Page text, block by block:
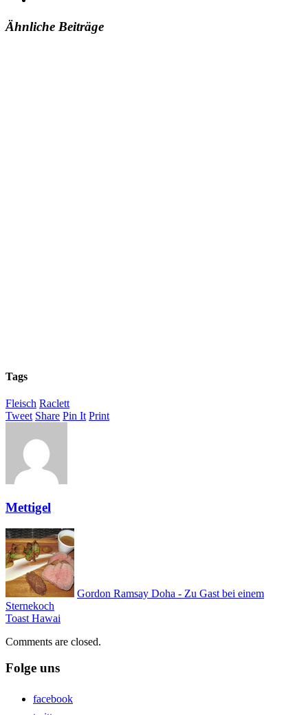
Ähnliche Beiträge
Tags
Fleisch Raclett
Tweet Share Pin It Print
Mettigel
Gordon Ramsay Doha - Zu Gast bei einem
Sternekoch
Toast Hawai
Comments are closed.
Folge uns
facebook